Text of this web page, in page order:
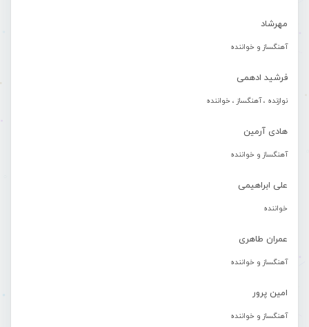
مهرشاد
آهنگساز و خواننده
فرشید ادهمی
نوازنده ، آهنگساز ، خواننده
هادی آرمین
آهنگساز و خواننده
علی ابراهیمی
خواننده
عمران طاهری
آهنگساز و خواننده
امین پرور
آهنگساز و خواننده